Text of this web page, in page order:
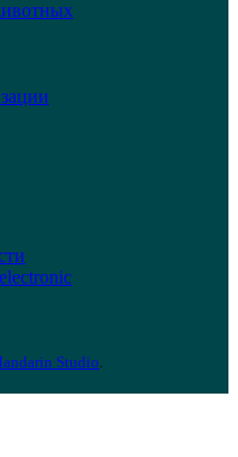
Studio